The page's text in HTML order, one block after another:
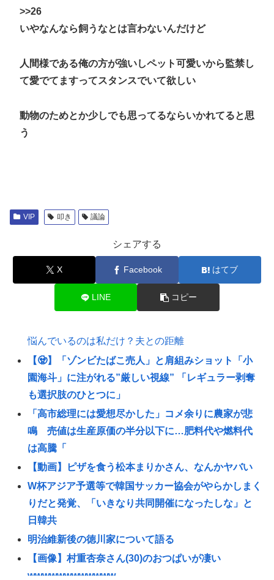
>>26
いやなんなら飼うなとは言わないんだけど
人間様である俺の方が強いしペット可愛いから監禁し
て愛でてますってスタンスでいて欲しい
動物のためとか少しでも思ってるならいかれてると思
う
VIP 叩き 議論
シェアする
X Facebook はてブ
LINE コピー
悩んでいるのは私だけ？夫との距離
【🧟】「ゾンビたばこ売人」と肩組みショット「小
園海斗」に注がれる”厳しい視線” 「レギュラー剥奪
も選択肢のひとつに」
「高市総理には愛想尽かした」コメ余りに農家が悲
鳴 売値は生産原価の半分以下に…肥料代や燃料代
は高騰「
【動画】ピザを食う松本まりかさん、なんかヤバい
W杯アジア予選等で韓国サッカー協会がやらかしまく
りだと発覚、「いきなり共同開催になったしな」と
日韓共
明治維新後の徳川家について語る
【画像】村重杏奈さん(30)のおつぱいが凄い
wwwwwwwwwwww